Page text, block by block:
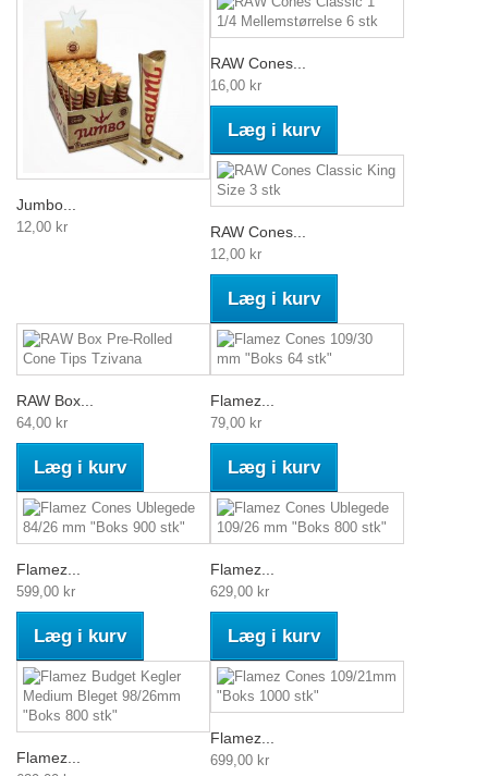
Jumbo...
12,00 kr
RAW Cones...
16,00 kr
Læg i kurv
RAW Cones...
12,00 kr
Læg i kurv
RAW Box...
64,00 kr
Læg i kurv
Flamez...
79,00 kr
Læg i kurv
Flamez...
599,00 kr
Læg i kurv
Flamez...
629,00 kr
Læg i kurv
Flamez...
Flamez...
699,00 kr